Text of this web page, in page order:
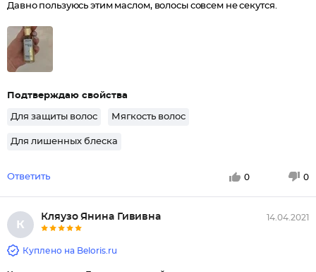
Давно пользуюсь этим маслом, волосы совсем не секутся.
Подтверждаю свойства
Для защиты волос Мягкость волос
Для лишенных блеска
Ответить 0 0
К
Кляузо Янина Гививна 14.04.2021
Куплено на Beloris.ru